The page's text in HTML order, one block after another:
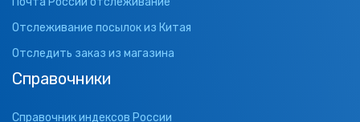
Отслеживание посылок из Китая
Отследить заказ из магазина
Справочники
Справочник индексов России